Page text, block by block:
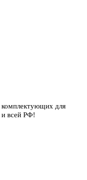
комплектующих для
и всей РФ!